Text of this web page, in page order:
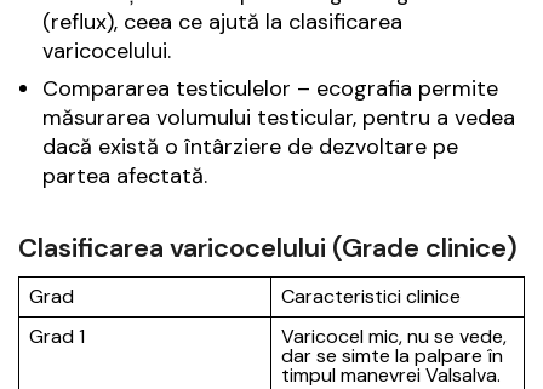
(reflux), ceea ce ajută la clasificarea
varicocelului.
Compararea testiculelor – ecografia permite
măsurarea volumului testicular, pentru a vedea
dacă există o întârziere de dezvoltare pe
partea afectată.
Clasificarea varicocelului (Grade clinice)
Grad
Caracteristici clinice
Grad 1
Varicocel mic, nu se vede,
dar se simte la palpare în
timpul manevrei Valsalva.